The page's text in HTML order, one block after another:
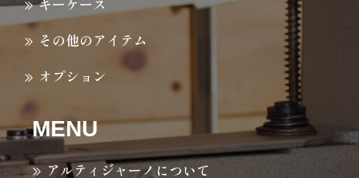
キーケース
その他のアイテム
オプション
MENU
アルティジャーノについて